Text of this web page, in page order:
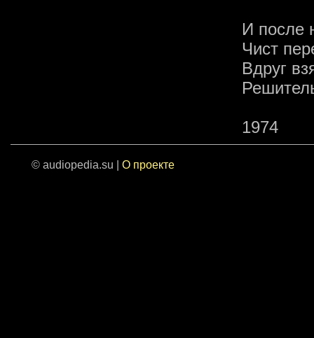
И после
Чист
Вдруг
1974
© audiopedia.su | О проекте